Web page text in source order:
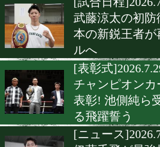
[出発
亀田和毅
界3階級制
[試合日程
武藤涼太
本の新鋭
ルへ